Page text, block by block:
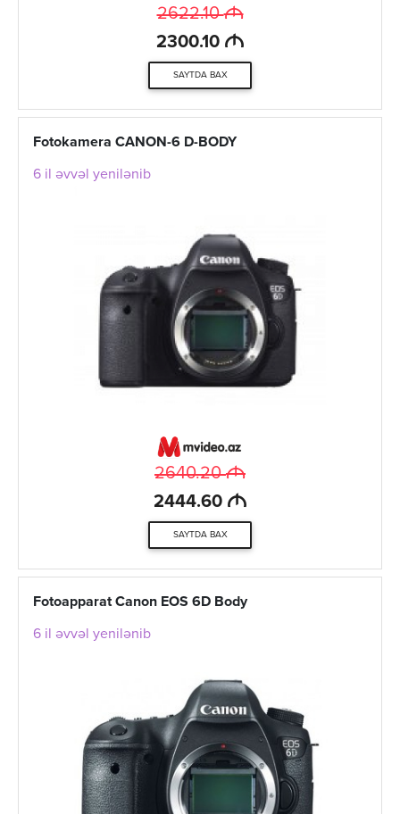
2622.10M
2300.10 M
SAYTDA BAX
Fotokamera CANON-6 D-BODY
6 il əvvəl yenilənib
2640.20M
2444.60 M
SAYTDA BAX
Fotoapparat Canon EOS 6D Body
6 il əvvəl yenilənib